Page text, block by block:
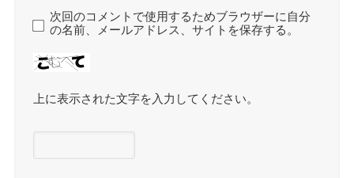
次回のコメントで使用するためブラウザーに自分
の名前、メールアドレス、サイトを保存する。
上に表示された文字を入力してください。